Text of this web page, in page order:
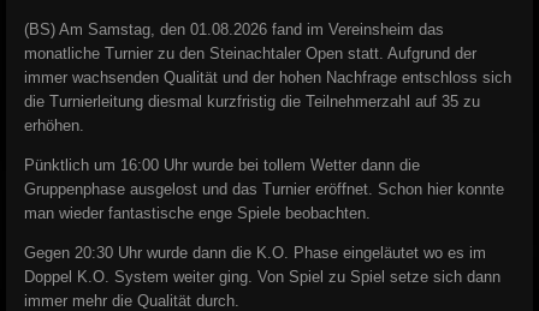
(BS) Am Samstag, den 01.08.2026 fand im Vereinsheim das
monatliche Turnier zu den Steinachtaler Open statt. Aufgrund der
immer wachsenden Qualität und der hohen Nachfrage entschloss sich
die Turnierleitung diesmal kurzfristig die Teilnehmerzahl auf 35 zu
erhöhen.
Pünktlich um 16:00 Uhr wurde bei tollem Wetter dann die
Gruppenphase ausgelost und das Turnier eröffnet. Schon hier konnte
man wieder fantastische enge Spiele beobachten.
Gegen 20:30 Uhr wurde dann die K.O. Phase eingeläutet wo es im
Doppel K.O. System weiter ging. Von Spiel zu Spiel setze sich dann
immer mehr die Qualität durch.